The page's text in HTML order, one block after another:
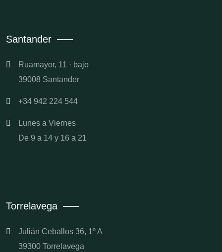
Santander
Ruamayor, 11 · bajo
39008 Santander
+34 942 224 544
Lunes a Viernes
De 9 a 14 y 16 a 21
Torrelavega
Julián Ceballos 36, 1º A
39300 Torrelavega